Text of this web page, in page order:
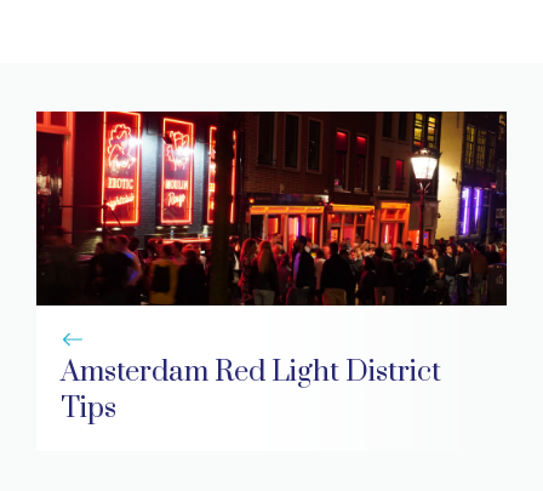
Amsterdam Red Light District
Tips